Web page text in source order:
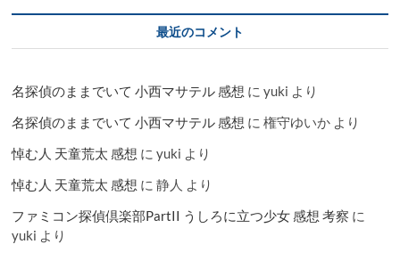
最近のコメント
名探偵のままでいて 小西マサテル 感想 にyuki より
名探偵のままでいて 小西マサテル 感想 に権守ゆいか より
悼む人 天童荒太 感想 にyuki より
悼む人 天童荒太 感想 に静人 より
ファミコン探偵倶楽部PartII うしろに立つ少女 感想 考察 に
yuki より